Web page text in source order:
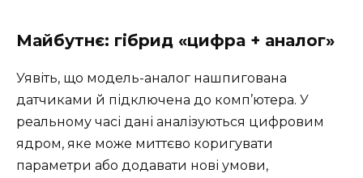
Майбутнє: гібрид «цифра + аналог»
Уявіть, що модель-аналог нашпигована
датчиками й підключена до комп’ютера. У
реальному часі дані аналізуються цифровим
ядром, яке може миттєво коригувати
параметри або додавати нові умови,